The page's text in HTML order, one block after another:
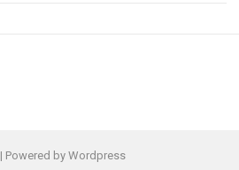
| Powered by Wordpress